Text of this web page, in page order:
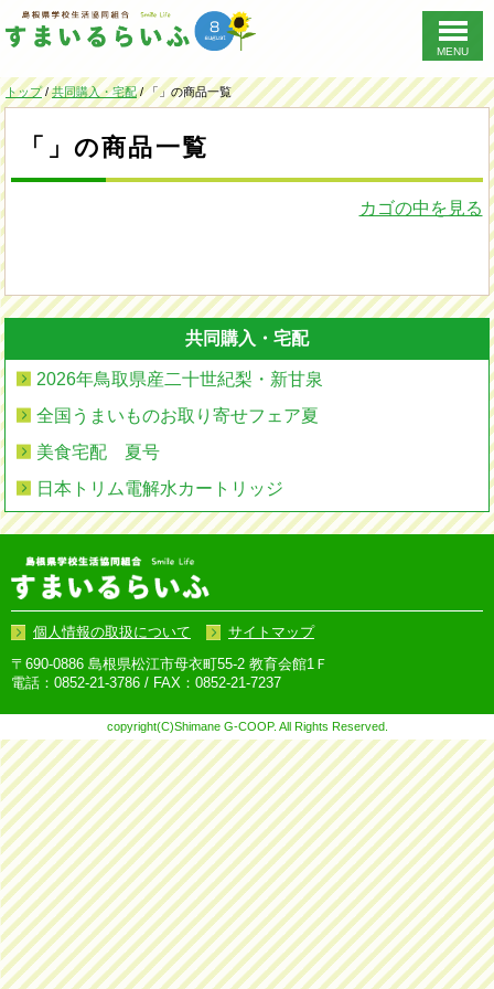
このページの本文へ
MENU
現
在
トップ/共同購入・宅配/「」の商品一覧
「」の商品一覧
カゴの中を見る
共同購入・宅配
2026年鳥取県産二十世紀梨・新甘泉
全国うまいものお取り寄せフェア夏
美食宅配 夏号
日本トリム電解水カートリッジ
個人情報の取扱について
サイトマップ
〒690-0886 島根県松江市母衣町55-2 教育会館1Ｆ
電話：0852-21-3786 / FAX：0852-21-7237
copyright(C)Shimane G-COOP. All Rights Reserved.